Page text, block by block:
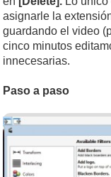
asignarle la
guardando el video
cinco minutos
innecesarias.
Paso a paso